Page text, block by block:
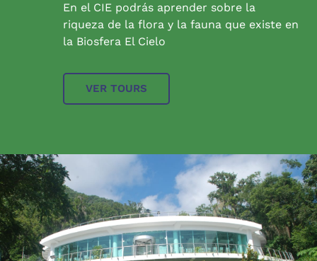
En el CIE podrás aprender sobre la
riqueza de la flora y la fauna que existe en
la Biosfera El Cielo
VER TOURS